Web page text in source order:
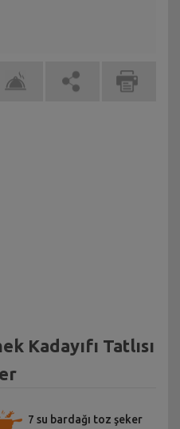
Kadayıfı Tatlısı
7 su bardağı toz şeker